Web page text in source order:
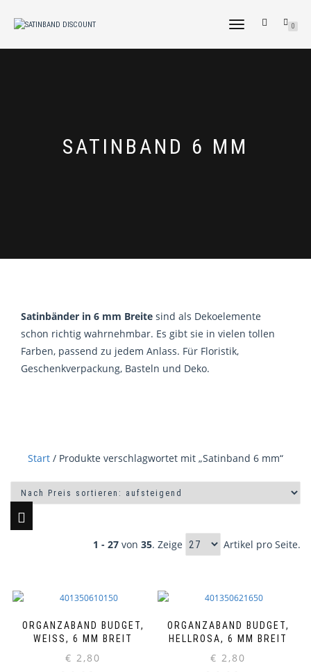
NAVIGATION
0
SATINBAND 6 MM
Satinbänder in 6 mm Breite sind als Dekoelemente
schon richtig wahrnehmbar. Es gibt sie in vielen tollen
Farben, passend zu jedem Anlass. Für Floristik,
Geschenkverpackung, Basteln und Deko.
Start / Produkte verschlagwortet mit „Satinband 6 mm“
1 - 27 von 35. Zeige Artikel pro Seite.
ORGANZABAND BUDGET,
WEISS, 6 MM BREIT
€ 2,80
ORGANZABAND BUDGET,
HELLROSA, 6 MM BREIT
€ 2,80